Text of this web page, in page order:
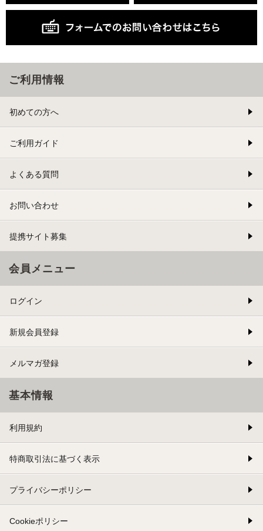
ご利用情報
初めての方へ
ご利用ガイド
よくある質問
お問い合わせ
提携サイト募集
会員メニュー
ログイン
新規会員登録
メルマガ登録
基本情報
利用規約
特商取引法に基づく表示
プライバシーポリシー
Cookieポリシー